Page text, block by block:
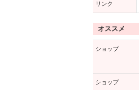
リンク
オススメ
ショップ
ショップ